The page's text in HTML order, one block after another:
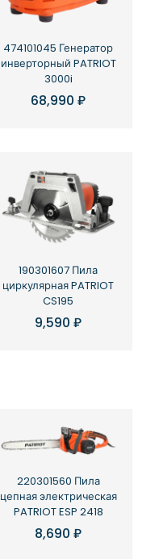
474101045 Генератор
инверторный PATRIOT
3000i
68,990₽
190301607 Пила
циркулярная PATRIOT
CS195
9,590₽
220301560 Пила
цепная электрическая
PATRIOT ESP 2418
8,690₽